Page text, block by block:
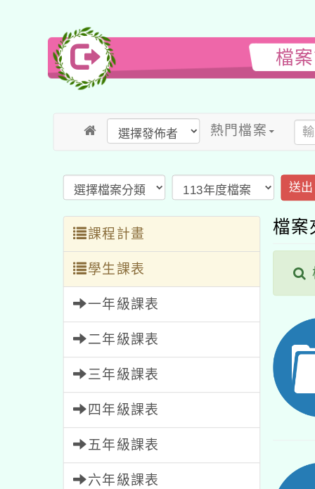
檔
熱門檔案
送出
課程計畫
學生課表
一年級課表
二年級課表
三年級課表
四年級課表
五年級課表
六年級課表
檔